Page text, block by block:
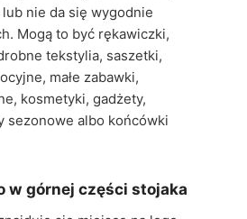
nie da się wygodnie
Mogą to być rękawiczki,
tekstylia, saszetki,
małe zabawki,
kosmetyki, gadżety,
sezonowe albo końcówki
w górnej części stojaka